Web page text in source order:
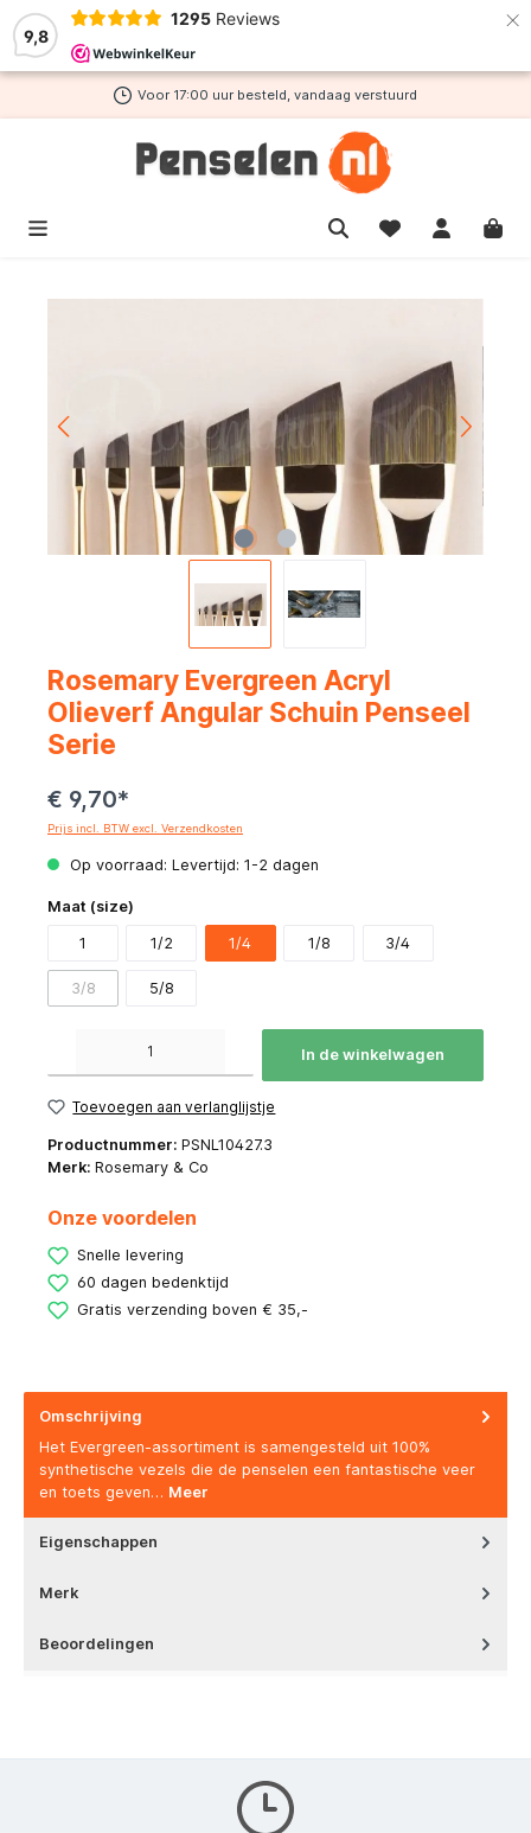
9,8
1295 Reviews ×
hoofdinhoud
Voor 17:00 uur besteld, vandaag verstuurd
Rosemary Evergreen Acryl
Olieverf Angular Schuin Penseel
Serie
€ 9,70*
Prijs incl. BTW excl. Verzendkosten
Op voorraad: Levertijd: 1-2 dagen
Maat (size)
1 1/2 1/4 1/8 3/4
3/8 5/8
In de winkelwagen
Toevoegen aan verlanglijstje
Productnummer: PSNL10427.3
Merk: Rosemary & Co
Onze voordelen
Snelle levering
60 dagen bedenktijd
Gratis verzending boven € 35,-
Omschrijving
Het Evergreen-assortiment is samengesteld uit 100%
synthetische vezels die de penselen een fantastische veer
en toets geven… Meer
Eigenschappen
Merk
Beoordelingen